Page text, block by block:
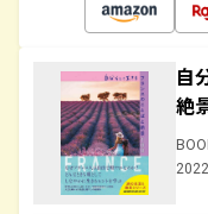
自
絶